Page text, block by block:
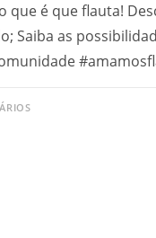
que é que flauta!
Saiba as